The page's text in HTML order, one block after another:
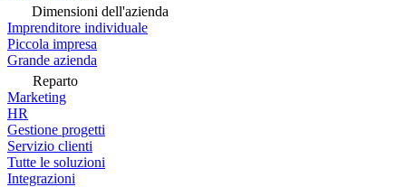
Dimensioni dell'azienda
Imprenditore individuale
Piccola impresa
Grande azienda
Reparto
Marketing
HR
Gestione progetti
Servizio clienti
Tutte le soluzioni
Integrazioni